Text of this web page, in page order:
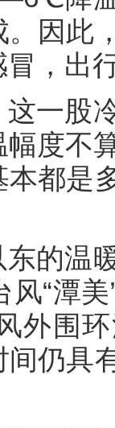
因此
，出
一股
幅度不
都是
的温
“潭
外围
仍具